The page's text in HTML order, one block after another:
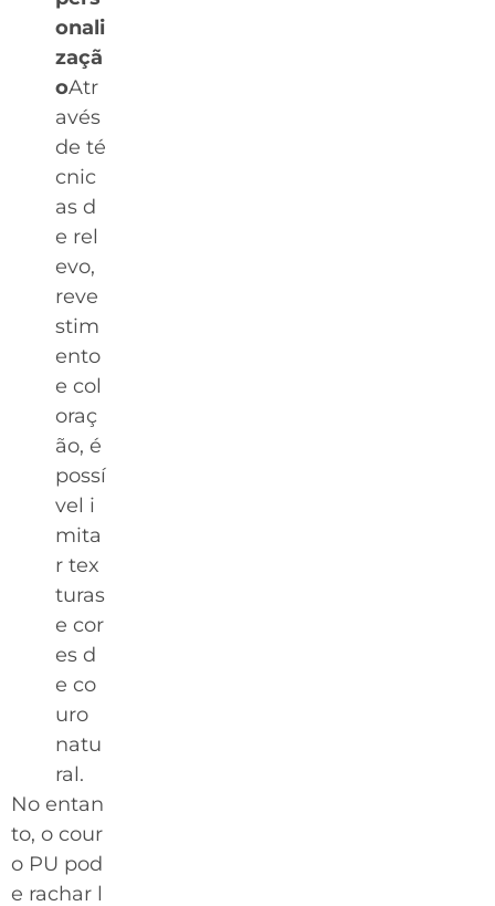
onali
zaçã
oAtr
avés
de té
cnic
as d
e rel
evo,
reve
stim
ento
e col
oraç
ão, é
possí
vel i
mita
r tex
turas
e cor
es d
e co
uro
natu
ral.
No entan
to, o cour
o PU pod
e rachar l